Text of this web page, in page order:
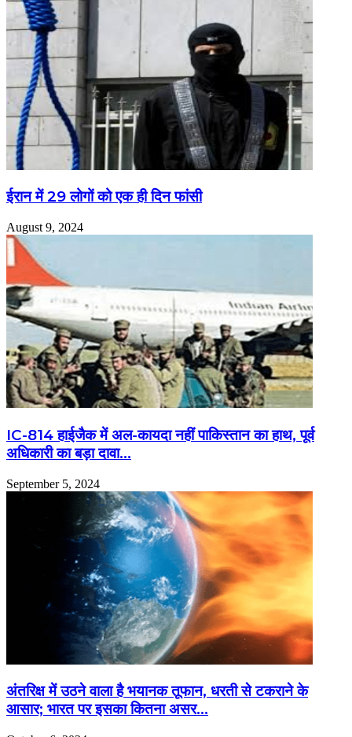
ईरान में 29 लोगों को एक ही दिन फांसी
August 9, 2024
IC-814 हाईजैक में अल-कायदा नहीं पाकिस्तान का हाथ, पूर्व
अधिकारी का बड़ा दावा…
September 5, 2024
अंतरिक्ष में उठने वाला है भयानक तूफान, धरती से टकराने के
आसार; भारत पर इसका कितना असर…